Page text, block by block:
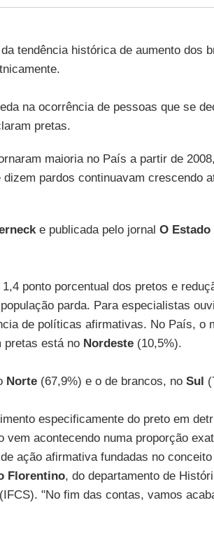
tendência histórica de aumento dos
na ocorrência de pessoas que se
pretas.
maioria no País a partir de
pardos continuavam crescendo
e publicada pelo jornal O Estado
ponto porcentual dos pretos e
parda. Para especialistas
de políticas afirmativas. No País, o
pretas está no Nordeste (10,5%).
Norte (67,9%) e o de brancos, no Sul
especificamente do preto em
vem acontecendo numa proporção
ação afirmativa fundadas no
Florentino, do departamento de
"No fim das contas, vamos